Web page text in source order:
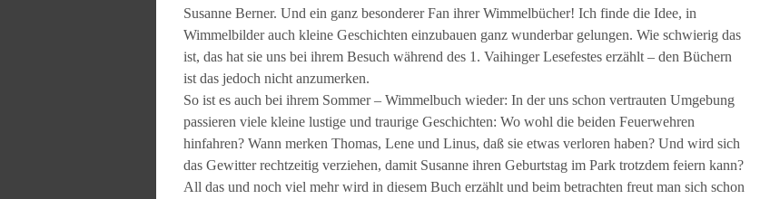
Susanne Berner. Und ein ganz besonderer Fan ihrer Wimmelbücher! Ich finde die Idee, in
Wimmelbilder auch kleine Geschichten einzubauen ganz wunderbar gelungen. Wie schwierig das
ist, das hat sie uns bei ihrem Besuch während des 1. Vaihinger Lesefestes erzählt – den Büchern
ist das jedoch nicht anzumerken.
So ist es auch bei ihrem Sommer – Wimmelbuch wieder: In der uns schon vertrauten Umgebung
passieren viele kleine lustige und traurige Geschichten: Wo wohl die beiden Feuerwehren
hinfahren? Wann merken Thomas, Lene und Linus, daß sie etwas verloren haben? Und wird sich
das Gewitter rechtzeitig verziehen, damit Susanne ihren Geburtstag im Park trotzdem feiern kann?
All das und noch viel mehr wird in diesem Buch erzählt und beim betrachten freut man sich schon